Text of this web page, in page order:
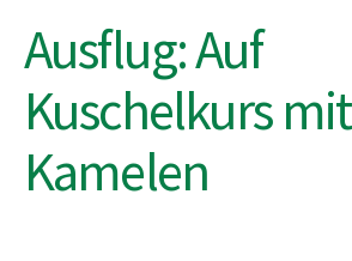
Ausflug: Auf
Kuschelkurs mit
Kamelen